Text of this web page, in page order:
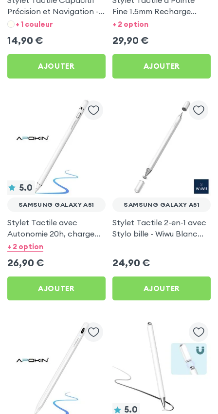
Précision et Navigation -
Hoco noir pour Samsung
+ 1 couleur
14,90 €
AJOUTER
Fine 1.5mm Recharge
Type-C - Apokin pour
+ 2 option
29,90 €
AJOUTER
5.0
SAMSUNG GALAXY A51
Stylet Tactile avec
Autonomie 20h, charge
micro-USB - Apokin Blanc
+ 2 option
26,90 €
AJOUTER
SAMSUNG GALAXY A51
Stylet Tactile 2-en-1 avec
Stylo bille - Wiwu Blanc
24,90 €
AJOUTER
5.0